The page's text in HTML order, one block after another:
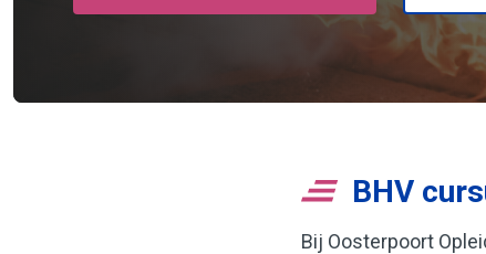
BHV
Bij Oosterpoort